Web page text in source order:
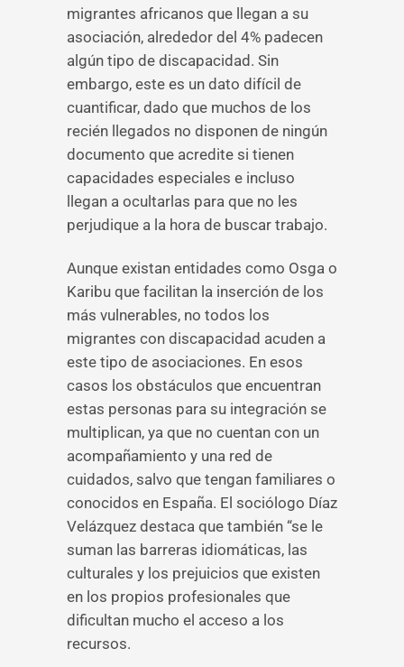
migrantes africanos que llegan a su
asociación, alrededor del 4% padecen
algún tipo de discapacidad. Sin
embargo, este es un dato difícil de
cuantificar, dado que muchos de los
recién llegados no disponen de ningún
documento que acredite si tienen
capacidades especiales e incluso
llegan a ocultarlas para que no les
perjudique a la hora de buscar trabajo.
Aunque existan entidades como Osga o
Karibu que facilitan la inserción de los
más vulnerables, no todos los
migrantes con discapacidad acuden a
este tipo de asociaciones. En esos
casos los obstáculos que encuentran
estas personas para su integración se
multiplican, ya que no cuentan con un
acompañamiento y una red de
cuidados, salvo que tengan familiares o
conocidos en España. El sociólogo Díaz
Velázquez destaca que también “se le
suman las barreras idiomáticas, las
culturales y los prejuicios que existen
en los propios profesionales que
dificultan mucho el acceso a los
recursos.